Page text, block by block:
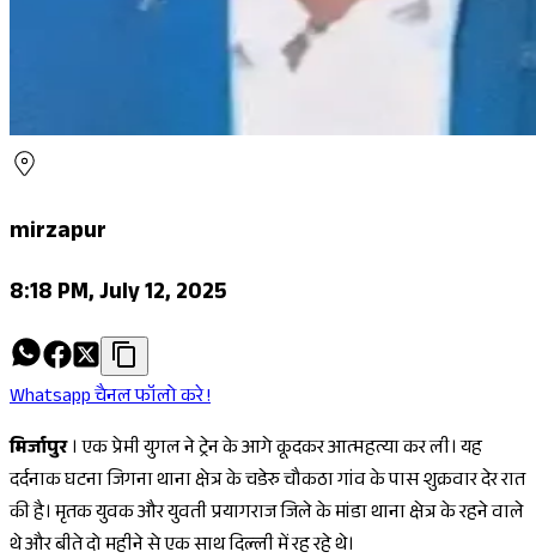
mirzapur
8:18 PM, July 12, 2025
Whatsapp चैनल फॉलो करे !
मिर्जापुर। एक प्रेमी युगल ने ट्रेन के आगे कूदकर आत्महत्या कर ली। यह
दर्दनाक घटना जिगना थाना क्षेत्र के चडेरु चौकठा गांव के पास शुक्रवार देर रात
की है। मृतक युवक और युवती प्रयागराज जिले के मांडा थाना क्षेत्र के रहने वाले
थे और बीते दो महीने से एक साथ दिल्ली में रह रहे थे।